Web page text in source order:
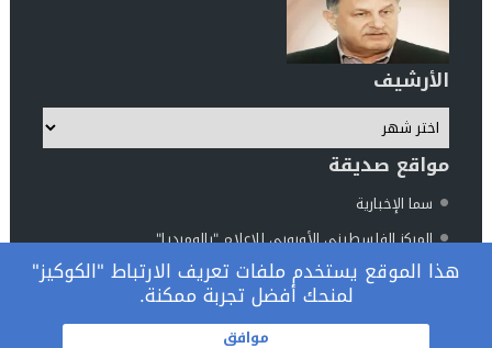
الأرشيف
مواقع صديقة
سما الإخبارية
المركز الفلسطيني الأوروبي للإعلام "بالوميديا"
مركز الناطور للدراسات والأبحاث
المرصد الوطني فلسطين والعالم© 2026 جميع الحقوق محفوظة.
هذا الموقع يستخدم ملفات تعريف الارتباط "الكوكيز"
لمنحك أفضل تجربة ممكنة.
موافق